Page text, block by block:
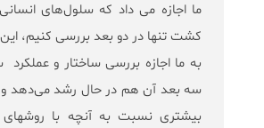
ما اجازه می داد که سلول‌های
کشت تنها در دو بعد بررسی کنیم،
به ما اجازه بررسی ساختار و عملکرد
سه بعد آن هم در حال رشد می‌دهد و
بیشتری نسبت به آنچه با